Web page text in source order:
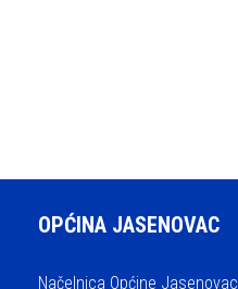
OPĆINA JASENOVAC
Načelnica Općine Jasenovac